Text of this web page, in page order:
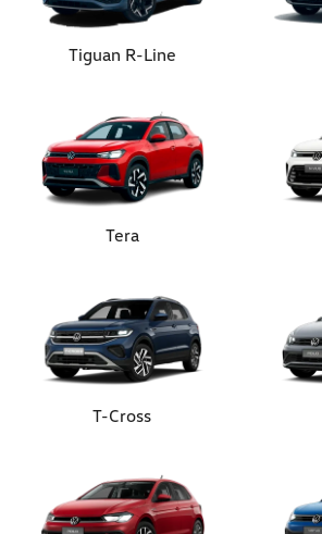
Tiguan R-Line
Tera
T-Cross